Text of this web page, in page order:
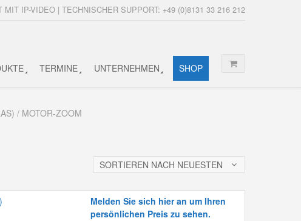
MIT IP-VIDEO | TECHNISCHER SUPPORT: +49 (0)8131 33 216 212
TERMINE UNTERNEHMEN SHOP
/ MOTOR-ZOOM
SORTIEREN NACH NEUESTEN
Melden Sie sich hier an um Ihren
persönlichen Preis zu sehen.